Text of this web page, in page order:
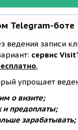
Telegram-боте
ведения записи
сервис
.
упрощает
о визите;
и предоплаты;
зарабатывать;